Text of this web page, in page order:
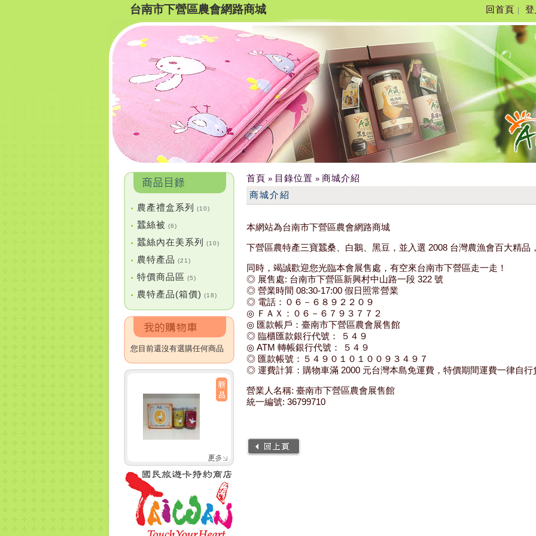
台南市下營區農會網路商城 回首頁
• 農產禮盒系列 (10)
• 蠶絲被 (6)
• 蠶絲內在美系列 (10)
• 農特產品 (21)
• 特價商品區 (5)
• 農特產品(箱價) (18)
您目前還沒有選購任何商品
首頁 » 目錄位置 » 商城介紹
商城介紹
本網站為台南市下營區農會網路商城
下營區農特產三寶蠶桑、白鵝、黑豆，並入選 2008 台灣農漁會百大精品
同時，竭誠歡迎您光臨本會展售處，有空來台南市下營區走一走！
◎ 展售處: 台南市下營區新興村中山路一段 322 號
◎ 營業時間 08:30-17:00 假日照常營業
◎ 電話：０６－６８９２２０９
◎ ＦＡＸ：０６－６７９３７７２
◎ 匯款帳戶：臺南市下營區農會展售館
◎ 臨櫃匯款銀行代號： ５４９
◎ ATM 轉帳銀行代號： ５４９
◎ 匯款帳號：５４９０１０１００９３４９７
◎ 運費計算：購物車滿 2000 元台灣本島免運費，特價期間運費一律自行
營業人名稱: 臺南市下營區農會展售館
統一編號: 36799710